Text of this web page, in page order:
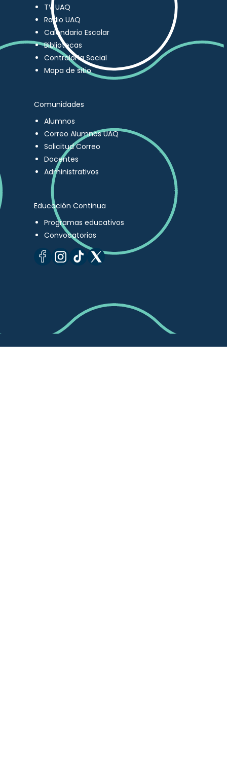
TV UAQ
Radio UAQ
Calendario Escolar
Bibliotecas
Contraloría Social
Mapa de sitio
Comunidades
Alumnos
Correo Alumnos UAQ
Solicitud Correo
Docentes
Administrativos
Educación Continua
Programas educativos
Convocatorias